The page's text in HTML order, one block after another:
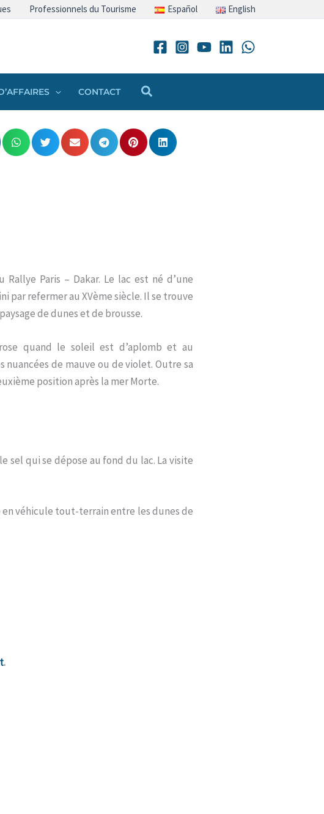
Professionnels du Tourisme Español English
CONTACT Rechercher
Paris – Dakar. Le lac est né d’une
par refermer au XVème siècle. Il se trouve
de dunes et de brousse.
quand le soleil est d’aplomb et au
nuancées de mauve ou de violet. Outre sa
position après la mer Morte.
qui se dépose au fond du lac. La visite
véhicule tout-terrain entre les dunes de
.